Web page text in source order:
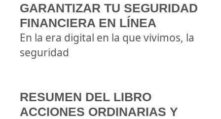
GARANTIZAR TU SEGURIDAD
FINANCIERA EN LÍNEA
En la era digital en la que vivimos, la
seguridad
RESUMEN DEL LIBRO
ACCIONES ORDINARIAS Y